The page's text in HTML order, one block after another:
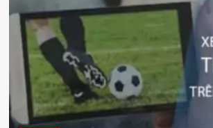
thủ
đắt
giá
nhất
Ngoại
hạng
Anh
ở
thời